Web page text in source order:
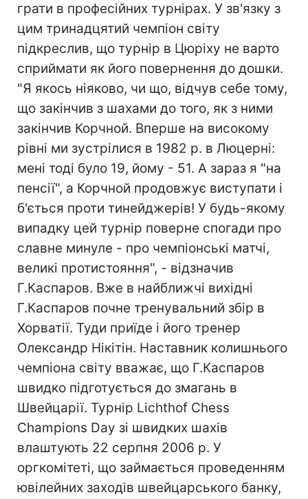
грати в професійних турнірах. У зв'язку з
цим тринадцятий чемпіон світу
підкреслив, що турнір в Цюріху не варто
сприймати як його повернення до дошки.
"Я якось ніяково, чи що, відчув себе тому,
що закінчив з шахами до того, як з ними
закінчив Корчной. Вперше на високому
рівні ми зустрілися в 1982 р. в Люцерні:
мені тоді було 19, йому - 51. А зараз я "на
пенсії", а Корчной продовжує виступати і
б'ється проти тинейджерів! У будь-якому
випадку цей турнір поверне спогади про
славне минуле - про чемпіонські матчі,
великі протистояння", - відзначив
Г.Каспаров. Вже в найближчі вихідні
Г.Каспаров почне тренувальний збір в
Хорватії. Туди приїде і його тренер
Олександр Нікітін. Наставник колишнього
чемпіона світу вважає, що Г.Каспаров
швидко підготується до змагань в
Швейцарії. Турнір Lichthof Chess
Champions Day зі швидких шахів
влаштують 22 серпня 2006 р. У
оргкомітеті, що займається проведенням
ювілейних заходів швейцарського банку,